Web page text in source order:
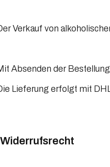
Verkauf von
Absenden der
Lieferung erfolgt mit